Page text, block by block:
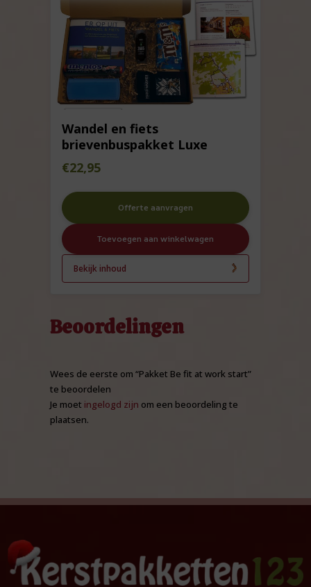
Wandel en fiets
brievenbuspakket Luxe
€22,95
Offerte aanvragen
Toevoegen aan winkelwagen
Bekijk inhoud
Beoordelingen
Wees de eerste om “Pakket Be fit at work start”
te beoordelen
Je moet ingelogd zijn om een beoordeling te
plaatsen.